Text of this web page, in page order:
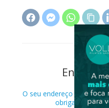
Enviar
O seu endereço de e-mail
obrigatórios